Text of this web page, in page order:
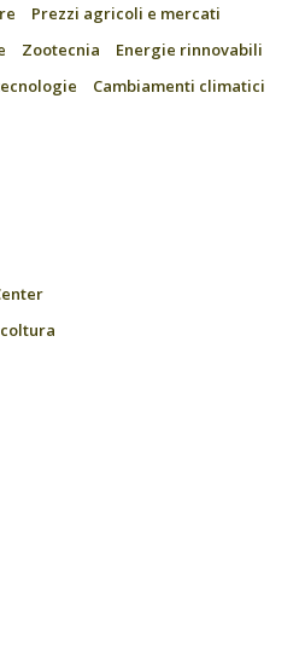
Prezzi agricoli e mercati
Zootecnia
Energie rinnovabili
Cambiamenti climatici